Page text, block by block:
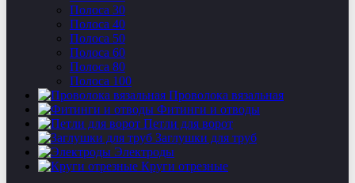
Полоса 30
Полоса 40
Полоса 50
Полоса 60
Полоса 80
Полоса 100
Проволока вязальная
Фитинги и отводы
Петли для ворот
Заглушки для труб
Электроды
Круги отрезные